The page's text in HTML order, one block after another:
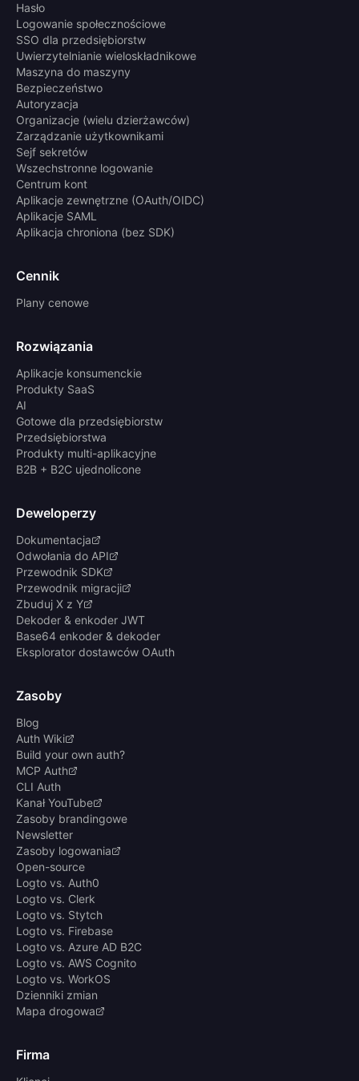
Hasło
Logowanie społecznościowe
SSO dla przedsiębiorstw
Uwierzytelnianie wieloskładnikowe
Maszyna do maszyny
Bezpieczeństwo
Autoryzacja
Organizacje (wielu dzierżawców)
Zarządzanie użytkownikami
Sejf sekretów
Wszechstronne logowanie
Centrum kont
Aplikacje zewnętrzne (OAuth/OIDC)
Aplikacje SAML
Aplikacja chroniona (bez SDK)
Cennik
Plany cenowe
Rozwiązania
Aplikacje konsumenckie
Produkty SaaS
AI
Gotowe dla przedsiębiorstw
Przedsiębiorstwa
Produkty multi-aplikacyjne
B2B + B2C ujednolicone
Deweloperzy
Dokumentacja
Odwołania do API
Przewodnik SDK
Przewodnik migracji
Zbuduj X z Y
Dekoder & enkoder JWT
Base64 enkoder & dekoder
Eksplorator dostawców OAuth
Zasoby
Blog
Auth Wiki
Build your own auth?
MCP Auth
CLI Auth
Kanał YouTube
Zasoby brandingowe
Newsletter
Zasoby logowania
Open-source
Logto vs. Auth0
Logto vs. Clerk
Logto vs. Stytch
Logto vs. Firebase
Logto vs. Azure AD B2C
Logto vs. AWS Cognito
Logto vs. WorkOS
Dzienniki zmian
Mapa drogowa
Firma